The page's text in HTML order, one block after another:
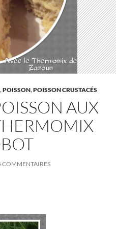
,POISSON,POISSON CRUSTACÉS
AUX
COMMENTAIRES